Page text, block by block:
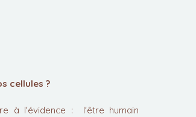
cellules ?
à l'évidence :  l'être humain